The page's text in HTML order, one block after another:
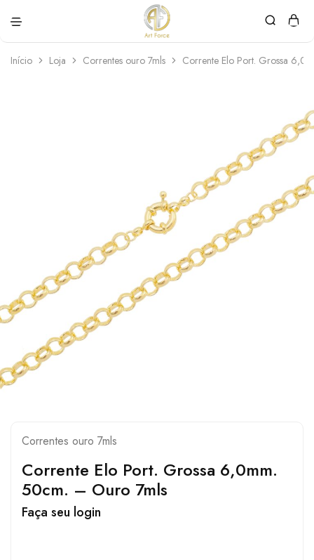
Force
personalizadas
Início Loja Correntes ouro 7mls Corrente Elo Port. Grossa
Correntes ouro 7mls
Corrente Elo Port. Grossa 6,0mm.
50cm. – Ouro 7mls
Faça seu login